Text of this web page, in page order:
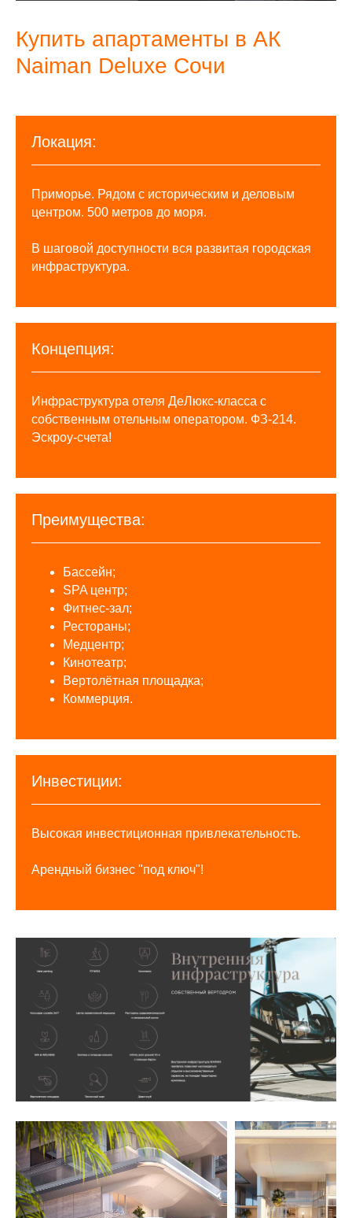
Купить апартаменты в АК
Naiman Deluxe Сочи
Локация:
Приморье. Рядом с историческим и деловым
центром. 500 метров до моря.
В шаговой доступности вся развитая городская
инфраструктура.
Концепция:
Инфраструктура отеля ДеЛюкс-класса с
собственным отельным оператором. ФЗ-214.
Эскроу-счета!
Преимущества:
Бассейн;
SPA центр;
Фитнес-зал;
Рестораны;
Медцентр;
Кинотеатр;
Вертолётная площадка;
Коммерция.
Инвестиции:
Высокая инвестиционная привлекательность.
Арендный бизнес "под ключ"!